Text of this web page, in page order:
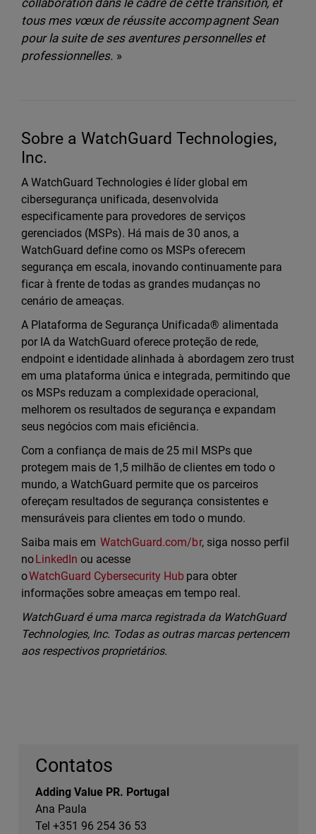
collaboration dans le cadre de cette transition, et
tous mes vœux de réussite accompagnent Sean
pour la suite de ses aventures personnelles et
professionnelles. »
Sobre a WatchGuard Technologies,
Inc.
A WatchGuard Technologies é líder global em
cibersegurança unificada, desenvolvida
especificamente para provedores de serviços
gerenciados (MSPs). Há mais de 30 anos, a
WatchGuard define como os MSPs oferecem
segurança em escala, inovando continuamente para
ficar à frente de todas as grandes mudanças no
cenário de ameaças.
A Plataforma de Segurança Unificada® alimentada
por IA da WatchGuard oferece proteção de rede,
endpoint e identidade alinhada à abordagem zero trust
em uma plataforma única e integrada, permitindo que
os MSPs reduzam a complexidade operacional,
melhorem os resultados de segurança e expandam
seus negócios com mais eficiência.
Com a confiança de mais de 25 mil MSPs que
protegem mais de 1,5 milhão de clientes em todo o
mundo, a WatchGuard permite que os parceiros
ofereçam resultados de segurança consistentes e
mensuráveis para clientes em todo o mundo.
Saiba mais emWatchGuard.com/br, siga nosso perfil
no LinkedIn ou acesse
oWatchGuard Cybersecurity Hub para obter
informações sobre ameaças em tempo real.
WatchGuard é uma marca registrada da WatchGuard
Technologies, Inc. Todas as outras marcas pertencem
aos respectivos proprietários.
Contatos
Adding Value PR. Portugal
Ana Paula
Tel +351 96 254 36 53